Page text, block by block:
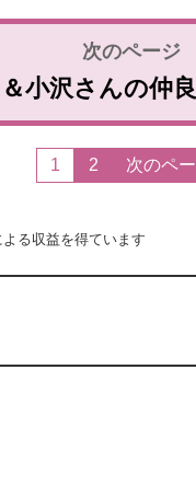
小沢さんの仲
1 2 次のペ
る収益を得ています